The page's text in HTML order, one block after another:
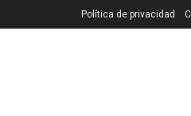
Política de privacidad